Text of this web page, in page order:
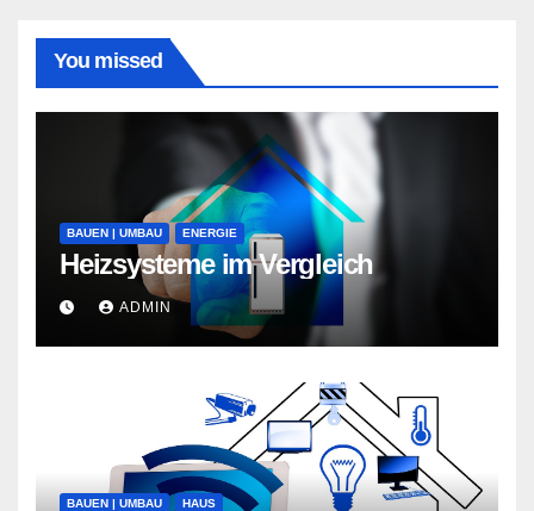
You missed
BAUEN | UMBAU ENERGIE
Heizsysteme im Vergleich
ADMIN
BAUEN | UMBAU HAUS